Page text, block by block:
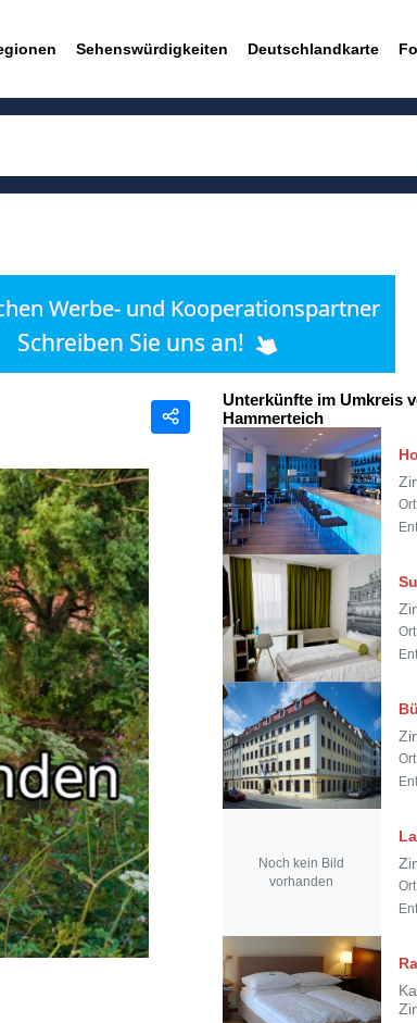
Sehenswürdigkeiten Deutschlandkarte
Teilen
Unterkünfte im Umkreis
Hammerteich
Noch kein Bild
vorhanden